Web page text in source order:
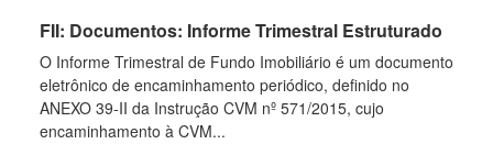
FII: Documentos: Informe Trimestral Estruturado
O Informe Trimestral de Fundo Imobiliário é um documento
eletrônico de encaminhamento periódico, definido no
ANEXO 39-II da Instrução CVM nº 571/2015, cujo
encaminhamento à CVM...